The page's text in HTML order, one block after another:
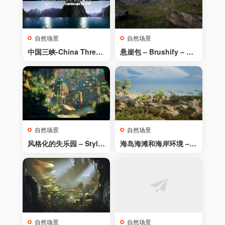
自然场景
中国三峡-China Three
自然场景
悬崖包 – Brushify – Cli
自然场景
风格化的失乐园 – Styliz
自然场景
海岛海滩和海岸环境 – B
自然场景 自然场景